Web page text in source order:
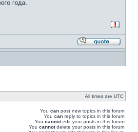
года.
All times are UTC
You can post new topics in this forum
You can reply to topics in this forum
You cannotedit your posts in this forum
You cannotdelete your posts in this forum